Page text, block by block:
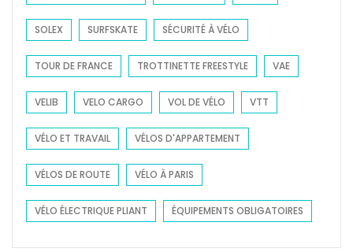
SOLEX SURFSKATE SÉCURITÉ À VÉLO
TOUR DE FRANCE TROTTINETTE FREESTYLE VAE
VELIB VELO CARGO VOL DE VÉLO VTT
VÉLO ET TRAVAIL VÉLOS D'APPARTEMENT
VÉLOS DE ROUTE VÉLO À PARIS
VÉLO ÉLECTRIQUE PLIANT ÉQUIPEMENTS OBLIGATOIRES